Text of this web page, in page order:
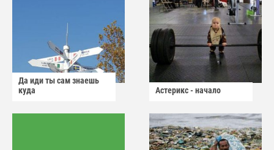
Да иди ты сам знаешь
куда
Астерикс - начало